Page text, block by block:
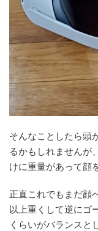
そんなことしたら頭
るかもしれませんが
けに重量があって顔
正直これでもまだ顔
以上重くして逆にゴ
くらいがバランス